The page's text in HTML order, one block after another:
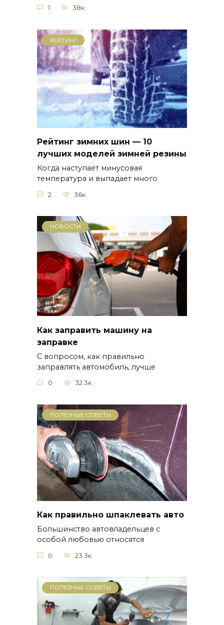
1 38к.
РЕЙТИНГ
Рейтинг зимних шин — 10
лучших моделей зимней резины
Когда наступает минусовая
температура и выпадает много
2 36к.
НОВОСТИ
Как заправить машину на
заправке
С вопросом, как правильно
заправлять автомобиль, лучше
0 32.3к.
ПОЛЕЗНЫЕ СОВЕТЫ
Как правильно шпаклевать авто
Большинство автовладельцев с
особой любовью относятся
0 23.3к.
ПОЛЕЗНЫЕ СОВЕТЫ